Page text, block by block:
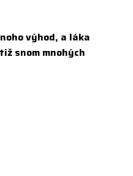
výhod, a láka
snom mnohých